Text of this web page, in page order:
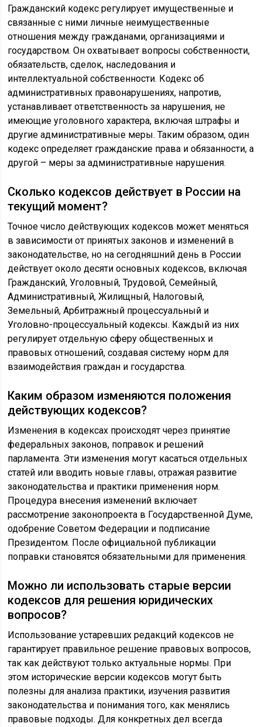
Гражданский кодекс регулирует имущественные и
связанные с ними личные неимущественные
отношения между гражданами, организациями и
государством. Он охватывает вопросы собственности,
обязательств, сделок, наследования и
интеллектуальной собственности. Кодекс об
административных правонарушениях, напротив,
устанавливает ответственность за нарушения, не
имеющие уголовного характера, включая штрафы и
другие административные меры. Таким образом, один
кодекс определяет гражданские права и обязанности, а
другой – меры за административные нарушения.
Сколько кодексов действует в России на
текущий момент?
Точное число действующих кодексов может меняться
в зависимости от принятых законов и изменений в
законодательстве, но на сегодняшний день в России
действует около десяти основных кодексов, включая
Гражданский, Уголовный, Трудовой, Семейный,
Административный, Жилищный, Налоговый,
Земельный, Арбитражный процессуальный и
Уголовно-процессуальный кодексы. Каждый из них
регулирует отдельную сферу общественных и
правовых отношений, создавая систему норм для
взаимодействия граждан и государства.
Каким образом изменяются положения
действующих кодексов?
Изменения в кодексах происходят через принятие
федеральных законов, поправок и решений
парламента. Эти изменения могут касаться отдельных
статей или вводить новые главы, отражая развитие
законодательства и практики применения норм.
Процедура внесения изменений включает
рассмотрение законопроекта в Государственной Думе,
одобрение Советом Федерации и подписание
Президентом. После официальной публикации
поправки становятся обязательными для применения.
Можно ли использовать старые версии
кодексов для решения юридических
вопросов?
Использование устаревших редакций кодексов не
гарантирует правильное решение правовых вопросов,
так как действуют только актуальные нормы. При
этом исторические версии кодексов могут быть
полезны для анализа практики, изучения развития
законодательства и понимания того, как менялись
правовые подходы. Для конкретных дел всегда